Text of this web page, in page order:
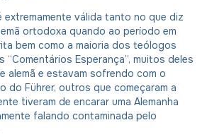
extremamente válida tanto no que diz
ortodoxa quando ao período em
bem como a maioria dos teólogos
“Comentários Esperança”, muitos deles
alemã e estavam sofrendo com o
do Führer, outros que começaram a
tiveram de encarar uma Alemanha
falando contaminada pelo